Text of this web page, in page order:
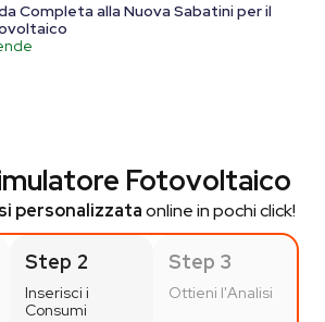
Completa alla Nuova Sabatini per il
Fotovoltaico
personalizzataonline in pochi click!
Step 2
Inserisci i
Consumi
Step 3
Ottieni l'Analisi